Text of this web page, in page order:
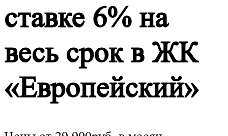
ставке 6% на
весь срок в ЖК
«Европейский»